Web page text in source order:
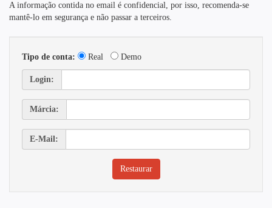
A informação contida no email é confidencial, por isso, recomenda-se
mantê-lo em segurança e não passar a terceiros.
Tipo de conta: Real Demo
Login:
Márcia:
E-Mail: